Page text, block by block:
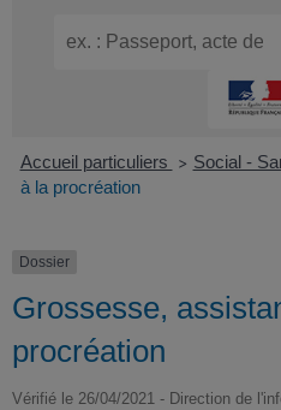
Accueil particuliers > Social -
à la procréation
Dossier
Grossesse,
procréation
Vérifié le 26/04/2021 - Direction de